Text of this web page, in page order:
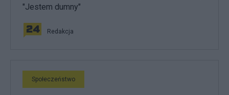
"Jestem dumny"
Redakcja
Społeczeństwo